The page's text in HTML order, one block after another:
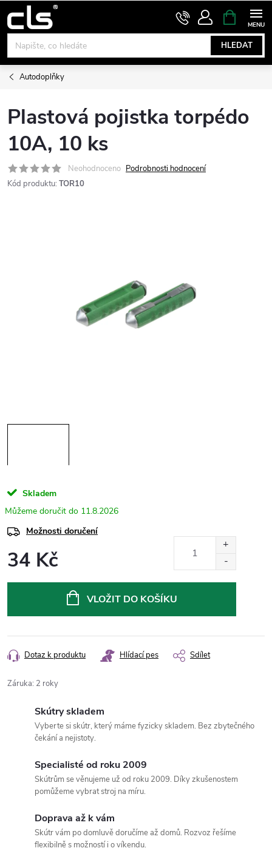
na
obsah
HLEDAT
NÁKUPNÍ
KOŠÍK
Autodoplňky
Plastová pojistka torpédo
10A, 10 ks
Neohodnoceno Podrobnosti hodnocení
Kód produktu: TOR10
Skladem
11.8.2026
Možnosti doručení
34 Kč
VLOŽIT DO KOŠÍKU
Dotaz k produktu Hlídací pes Sdílet
Záruka: 2 roky
Skútry skladem
Vyberte si skútr, který máme fyzicky skladem. Bez zbytečného
čekání a nejistoty.
Specialisté od roku 2009
Skútrům se věnujeme už od roku 2009. Díky zkušenostem
pomůžeme vybrat stroj na míru.
Doprava až k vám
Skútr vám po domluvě doručíme až domů. Rozvoz řešíme
flexibilně s možností i o víkendu.